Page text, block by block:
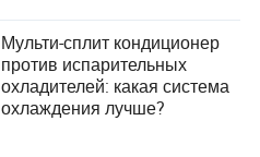
потребностей пользователей
и повышению
производительности
Мульти-сплит кондиционер
против испарительных
охладителей: какая система
охлаждения лучше?